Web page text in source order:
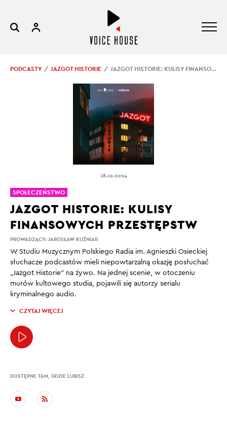
PODCASTY JAZGOT HISTORIE JAZGOT HISTORIE: KULISY FINANSOWYCH PRZESTĘPSTW
18.12.2024
PROWADZĄCY: JAROSŁAW KUŹNIAR
JAZGOT HISTORIE: KULISY
FINANSOWYCH PRZESTĘPSTW
W Studiu Muzycznym Polskiego Radia im. Agnieszki Osieckiej
słuchacze podcastów mieli niepowtarzalną okazję posłuchać
„Jazgot Historie” na żywo. Na jednej scenie, w otoczeniu
murów kultowego studia, pojawili się autorzy serialu
kryminalnego audio.
CZYTAJ WIĘCEJ
DOSTĘPNE TAM, GDZIE LUBISZ
SPOŁECZEŃSTWO